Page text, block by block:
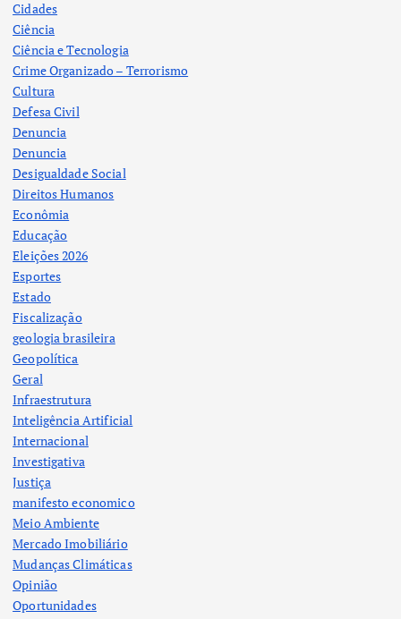
Cidades
Ciência
Ciência e Tecnologia
Crime Organizado – Terrorismo
Cultura
Defesa Civil
Denuncia
Denuncia
Desigualdade Social
Direitos Humanos
Econômia
Educação
Eleições 2026
Esportes
Estado
Fiscalização
geologia brasileira
Geopolítica
Geral
Infraestrutura
Inteligência Artificial
Internacional
Investigativa
Justiça
manifesto economico
Meio Ambiente
Mercado Imobiliário
Mudanças Climáticas
Opinião
Oportunidades